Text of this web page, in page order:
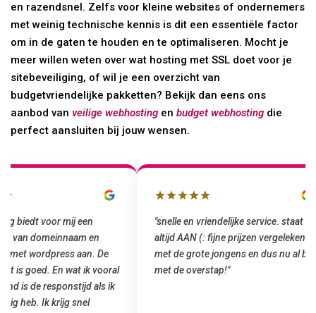
en razendsnel. Zelfs voor kleine websites of ondernemers
met weinig technische kennis is dit een essentiële factor
om in de gaten te houden en te optimaliseren. Mocht je
meer willen weten over wat hosting met SSL doet voor je
sitebeveiliging, of wil je een overzicht van
budgetvriendelijke pakketten? Bekijk dan eens ons
aanbod vanveilige webhosting enbudget webhosting die
perfect aansluiten bij jouw wensen.
"snelle en vriendelijke service. staat
altijd AAN (: fijne prijzen vergeleken
met de grote jongens en dus nu al blij
met de overstap!"
"Top service. Ik had
het installeren van
was meteen door
gemaakt. Top